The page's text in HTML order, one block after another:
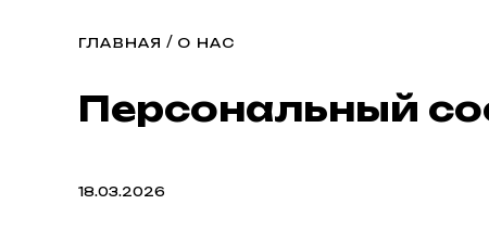
ГЛАВНАЯ / О НАС
Персональный
18.03.2026